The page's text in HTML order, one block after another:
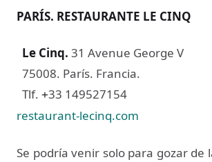
PARÍS. RESTAURANTE LE CINQ
Le Cinq. 31 Avenue George V
75008. París. Francia.
Tlf. +33 149527154
restaurant-lecinq.com
Se podría venir solo para gozar de